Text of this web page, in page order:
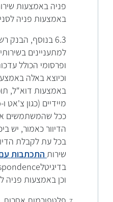
פניה באמצעות
באמצעות פניה
6.3 בנוסף,
למתעניינים
ופרסומי הכולל
וכיוצא באלה
באמצעות דוא"ל,
ככל שהמשתמשים
הדיוור כאמור, יש
בכל עת לקבלת
שירות התכתבות
וכן באמצעות פניה